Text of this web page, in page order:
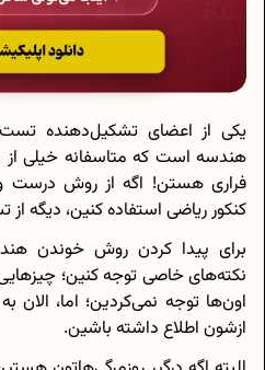
یکی از اعضای تشکیل‌دهنده
هندسه است که متاسفانه خیلی
فراری هستن! اگه از روش درست
کنکور ریاضی استفاده کنین، دیگه
برای پیدا کردن روش خوندن
نکته‌های خاصی توجه کنین؛
اون‌ها توجه نمی‌کردین؛ اما، الان
ازشون اطلاع داشته باشین.